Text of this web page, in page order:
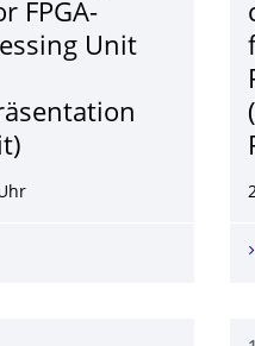
floorplanner for placing
FPGA-
Unit
Bi: Implementation of